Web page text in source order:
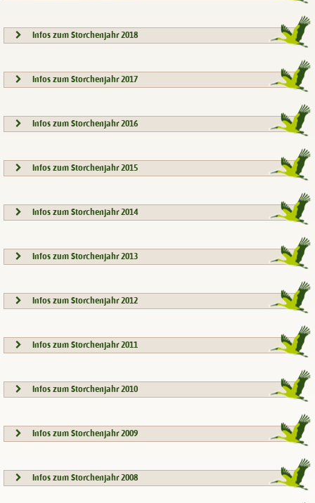
Infos zum Storchenjahr 2018
Infos zum Storchenjahr 2017
Infos zum Storchenjahr 2016
Infos zum Storchenjahr 2015
Infos zum Storchenjahr 2014
Infos zum Storchenjahr 2013
Infos zum Storchenjahr 2012
Infos zum Storchenjahr 2011
Infos zum Storchenjahr 2010
Infos zum Storchenjahr 2009
Infos zum Storchenjahr 2008